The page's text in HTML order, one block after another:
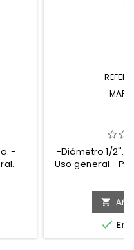
-
-
-Diámetro 1/2".
Uso general. -
fabricación

 En